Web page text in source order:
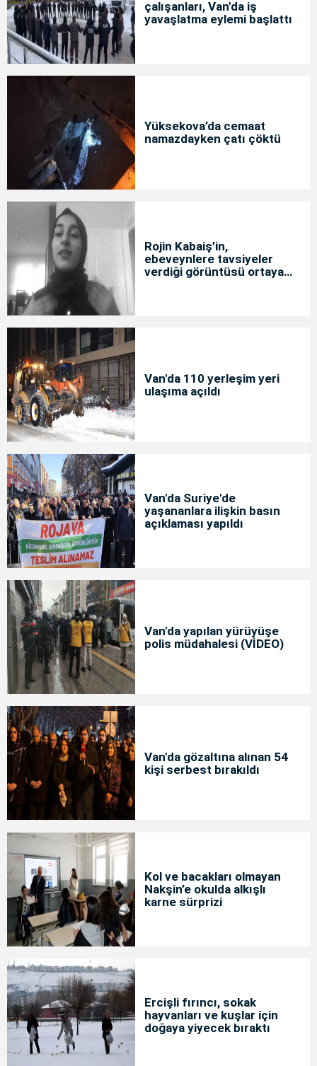
çalışanları, Van'da iş
yavaşlatma eylemi başlattı
Yüksekova’da cemaat
namazdayken çatı çöktü
Rojin Kabaiş’in,
ebeveynlere tavsiyeler
verdiği görüntüsü ortaya
Van'da 110 yerleşim yeri
ulaşıma açıldı
Van'da Suriye'de
yaşananlara ilişkin basın
açıklaması yapıldı
Van'da yapılan yürüyüşe
polis müdahalesi (VİDEO)
Van'da gözaltına alınan 54
kişi serbest bırakıldı
Kol ve bacakları olmayan
Nakşin’e okulda alkışlı
karne sürprizi
Ercişli fırıncı, sokak
hayvanları ve kuşlar için
doğaya yiyecek bıraktı